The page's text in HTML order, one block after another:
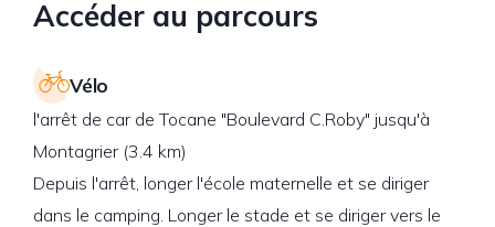
Accéder au parcours
Vélo
l'arrêt de car de Tocane "Boulevard C.Roby" jusqu'à
Montagrier (3.4 km)
Depuis l'arrêt, longer l'école maternelle et se diriger
dans le camping. Longer le stade et se diriger vers le